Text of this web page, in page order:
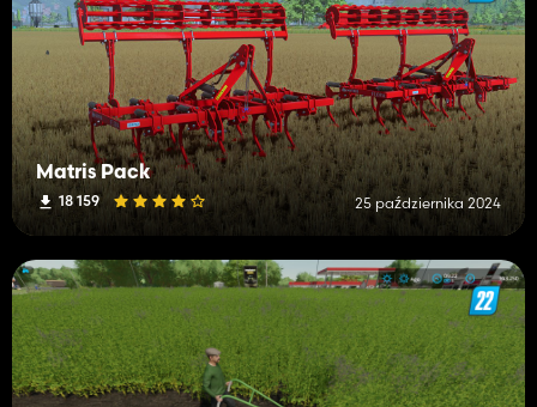
Matris Pack
18 159 25 października 2024